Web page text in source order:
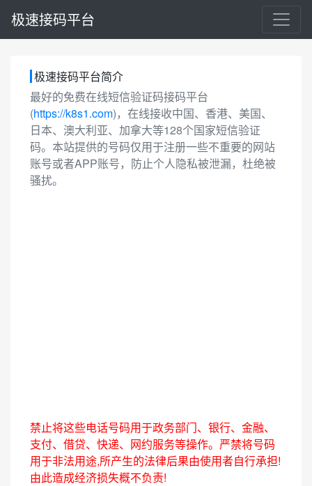
极速接码平台
极速接码平台简介
最好的免费在线短信验证码接码平台
(https://k8s1.com)，在线接收中国、香港、美国、
日本、澳大利亚、加拿大等128个国家短信验证
码。本站提供的号码仅用于注册一些不重要的网站
账号或者APP账号，防止个人隐私被泄漏，杜绝被
骚扰。
禁止将这些电话号码用于政务部门、银行、金融、
支付、借贷、快递、网约服务等操作。严禁将号码
用于非法用途,所产生的法律后果由使用者自行承担!
由此造成经济损失概不负责!